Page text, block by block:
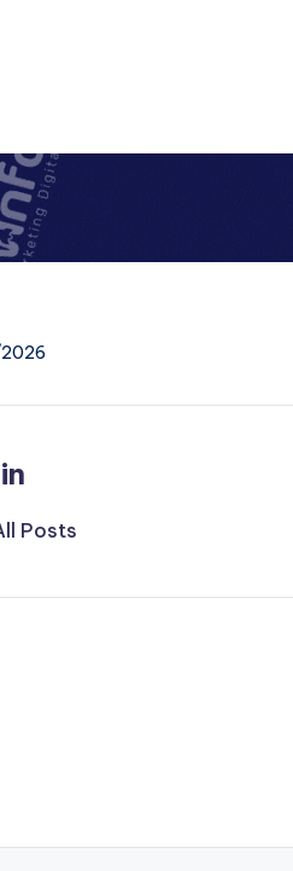
Posts